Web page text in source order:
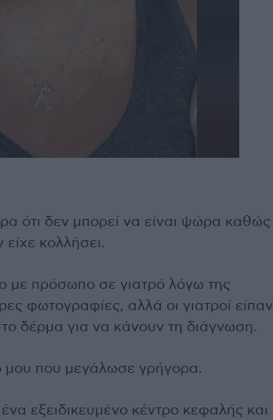
ότι δεν μπορεί να είναι ψώρα καθώς
είχε κολλήσει.
πρόσωπο σε γιατρό λόγω της
φωτογραφίες, αλλά οι γιατροί είπαν
δέρμα για να κάνουν τη διάγνωση.
μου που μεγάλωσε γρήγορα.
εξειδικευμένο κέντρο κεφαλής και